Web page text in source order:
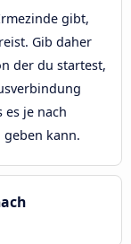
gibt,
Gib daher
der du startest,
es je nach
kann.